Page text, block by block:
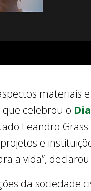
materiais
celebrou o
Leandro Grass
e
a vida”,
da sociedade